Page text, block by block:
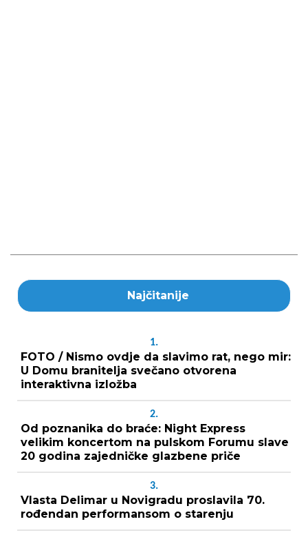
Najčitanije
1.
FOTO / Nismo ovdje da slavimo rat, nego mir:
U Domu branitelja svečano otvorena
interaktivna izložba
2.
Od poznanika do braće: Night Express
velikim koncertom na pulskom Forumu slave
20 godina zajedničke glazbene priče
3.
Vlasta Delimar u Novigradu proslavila 70.
rođendan performansom o starenju